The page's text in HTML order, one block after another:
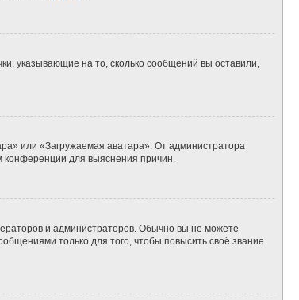
указывающие на то, сколько сообщений вы оставили,
или «Загружаемая аватара». От администратора
конференции для выяснения причин.
и администраторов. Обычно вы не можете
только для того, чтобы повысить своё звание.